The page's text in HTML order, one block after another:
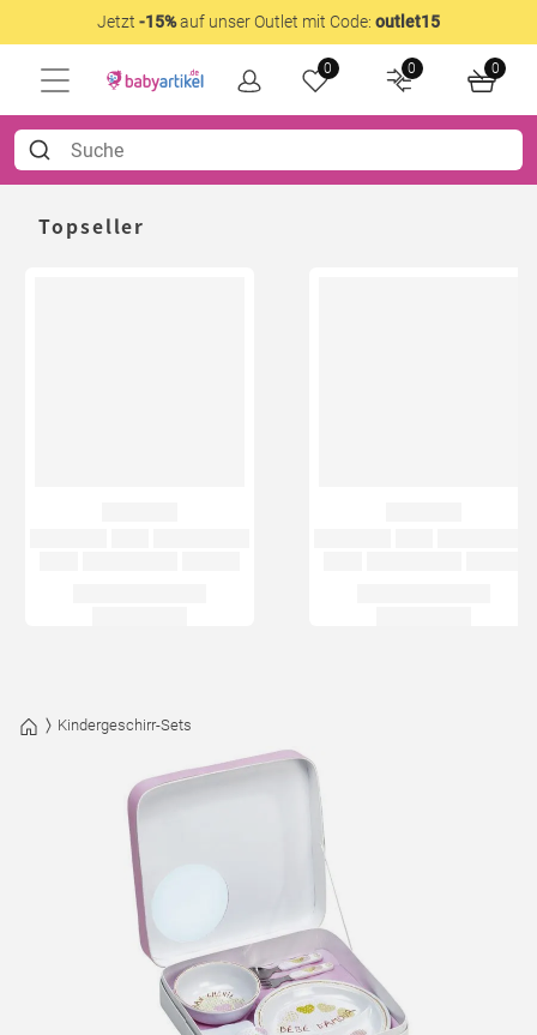
Jetzt -15%auf unser Outlet mit Code: outlet15
0 0 0
Topseller
Kindergeschirr-Sets